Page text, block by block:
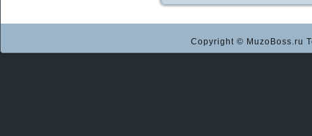
Copyright © MuzoBoss.ru